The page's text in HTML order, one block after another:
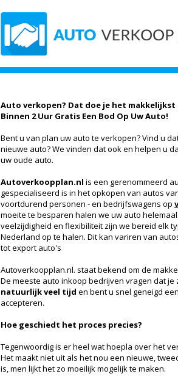
Auto verkopen? Dat doe je het makkelijkst
Binnen 2 Uur Gratis Een Bod Op Uw Auto!
Bent u van plan uw auto te verkopen? Vind u
nieuwe auto? We vinden dat ook en helpen u
uw oude auto.
Autoverkoopplan.nl is een gerenommeerd
gespecialiseerd is in het opkopen van autos
voortdurend personen - en bedrijfswagens op
moeite te besparen halen we uw auto
veelzijdigheid en flexibiliteit zijn we bereid elk
Nederland op te halen. Dit kan variren van
tot export auto's
Autoverkoopplan.nl. staat bekend om de
De meeste auto inkoop bedrijven vragen dat je
natuurlijk veel tijd en bent u snel geneigd
accepteren.
Hoe geschiedt het proces precies?
Tegenwoordig is er heel wat hoepla over het
Het maakt niet uit als het nou een nieuwe,
is, men lijkt het zo moeilijk mogelijk te maken.